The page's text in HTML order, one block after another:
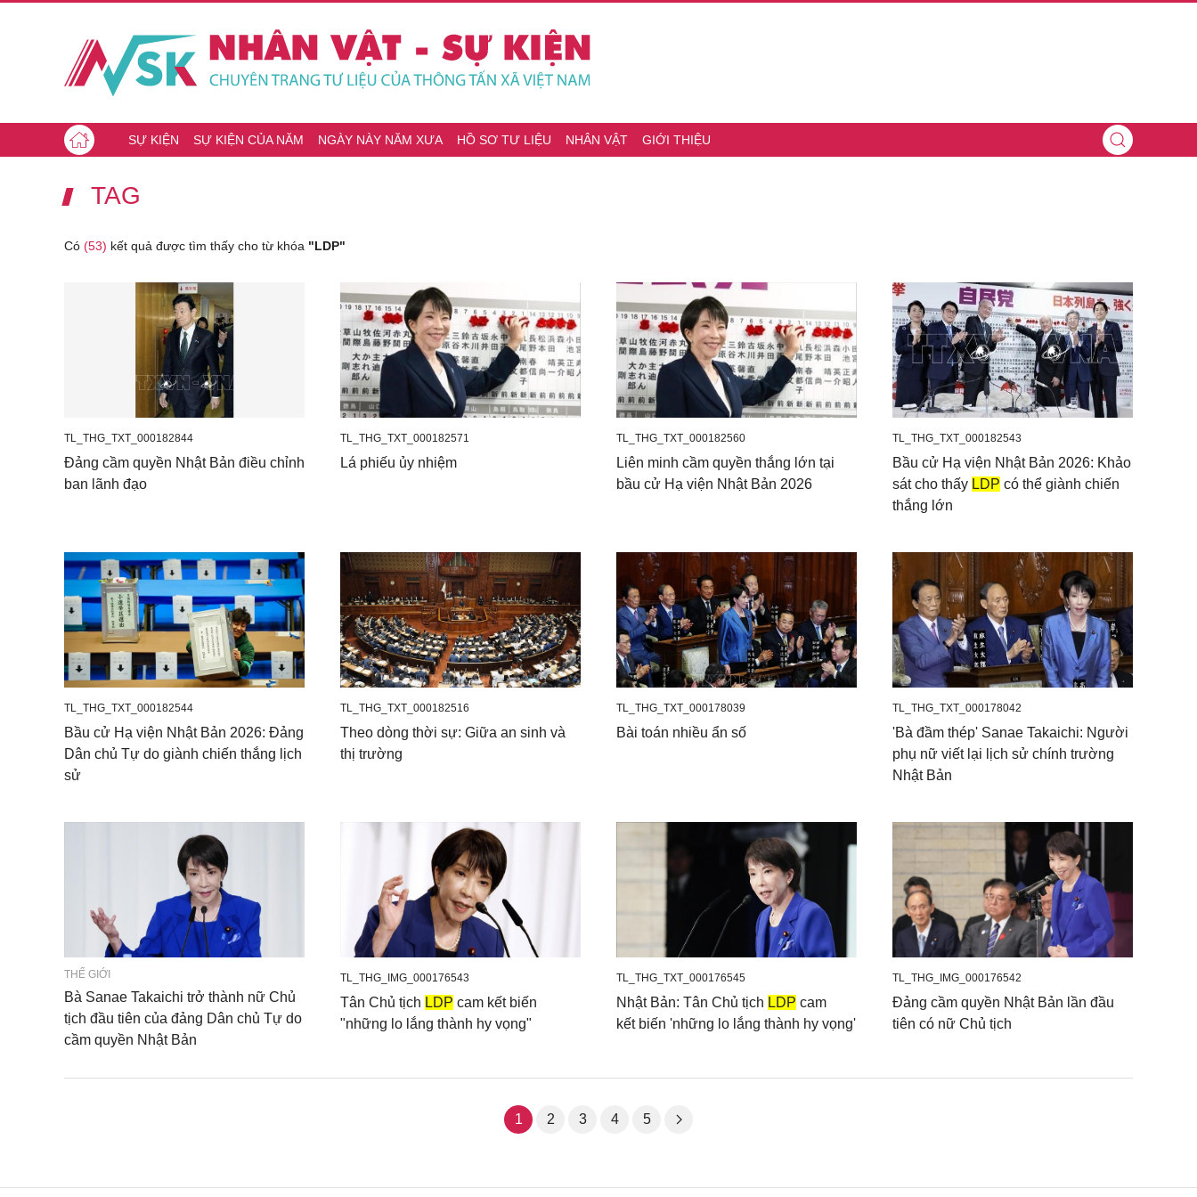
SỰ KIỆN SỰ KIỆN CỦA NĂM NGÀY NÀY NĂM XƯA HỒ SƠ TƯ LIỆU NHÂN VẬT GIỚI THIỆU
TAG
Có (53) kết quả được tìm thấy cho từ khóa "LDP"
TL_THG_TXT_000182844
Đảng cầm quyền Nhật Bản điều chỉnh
ban lãnh đạo
TL_THG_TXT_000182571
Lá phiếu ủy nhiệm
TL_THG_TXT_000182560
Liên minh cầm quyền thắng lớn tại
bầu cử Hạ viện Nhật Bản 2026
TL_THG_TXT_000182543
Bầu cử Hạ viện Nhật Bản 2026: Khảo
sát cho thấy LDP có thể giành chiến
thắng lớn
TL_THG_TXT_000182544
Bầu cử Hạ viện Nhật Bản 2026: Đảng
Dân chủ Tự do giành chiến thắng lịch
sử
TL_THG_TXT_000182516
Theo dòng thời sự: Giữa an sinh và
thị trường
TL_THG_TXT_000178039
Bài toán nhiều ẩn số
TL_THG_TXT_000178042
'Bà đầm thép' Sanae Takaichi: Người
phụ nữ viết lại lịch sử chính trường
Nhật Bản
THẾ GIỚI
Bà Sanae Takaichi trở thành nữ Chủ
tịch đầu tiên của đảng Dân chủ Tự do
cầm quyền Nhật Bản
TL_THG_IMG_000176543
Tân Chủ tịch LDP cam kết biến
"những lo lắng thành hy vọng"
TL_THG_TXT_000176545
Nhật Bản: Tân Chủ tịch LDP cam
kết biến 'những lo lắng thành hy vọng'
TL_THG_IMG_000176542
Đảng cầm quyền Nhật Bản lần đầu
tiên có nữ Chủ tịch
1 2 3 4 5